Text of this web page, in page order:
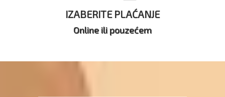
IZABERITE PLAĆANJE
Online ili pouzećem